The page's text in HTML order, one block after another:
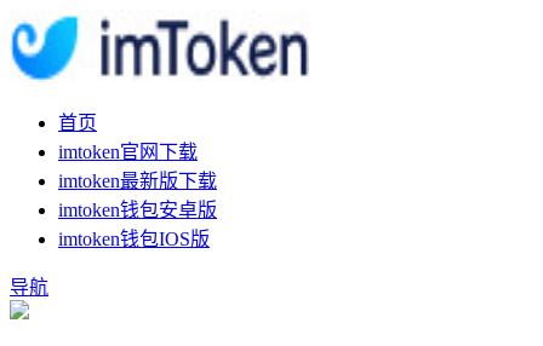
首页
imtoken官网下载
imtoken最新版下载
imtoken钱包安卓版
imtoken钱包IOS版
导航